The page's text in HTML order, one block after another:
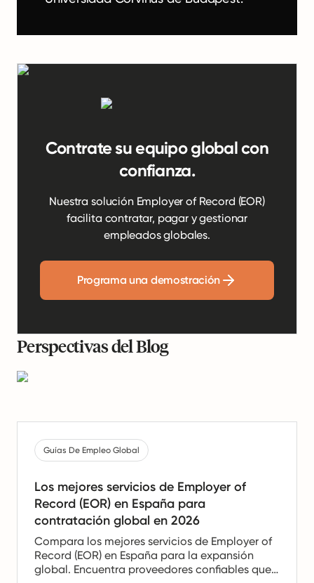
Contrate su equipo global con
confianza.
Nuestra solución Employer of Record (EOR)
facilita contratar, pagar y gestionar
empleados globales.
Programa una demostración
Perspectivas del Blog
Guías De Empleo Global
Los mejores servicios de Employer of
Record (EOR) en España para
contratación global en 2026
Compara los mejores servicios de Employer of
Record (EOR) en España para la expansión
global. Encuentra proveedores confiables que